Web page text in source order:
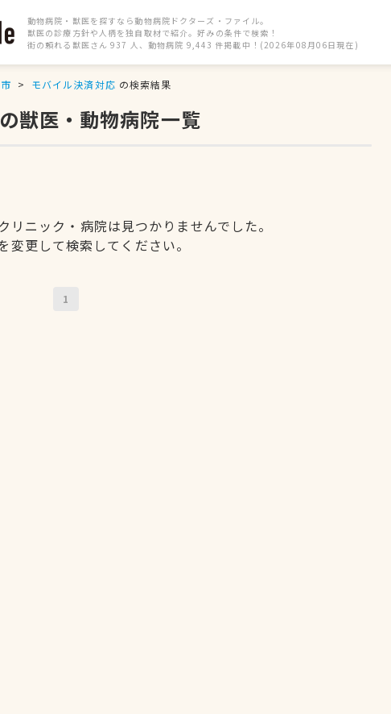
動物病院・獣医を探すなら動物病院ドクターズ・ファイル。
獣医の診療方針や人柄を独自取材で紹介。好みの条件で検索！
街の頼れる獣医さん 937 人、動物病院 9,443 件掲載中！(2026年08月06日現在)
モバイル決済対応 の検索結果
獣医・動物病院一覧
リニック・病院は見つかりませんでした。
変更して検索してください。
1